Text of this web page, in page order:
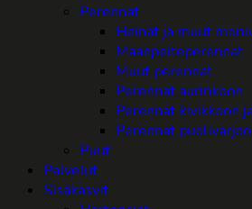
Perennat
Heinät ja muut
Maanpeiteperennat
Muut perennat
Perennat aurinkoon
Perennat kivikkoon
Perennat
Puut
Palvelut
Sisäkasvit